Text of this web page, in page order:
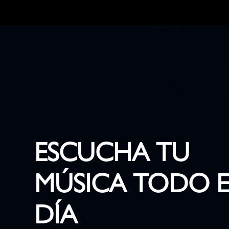
ESCUCHA TU
MÚSICA TODO
DÍA